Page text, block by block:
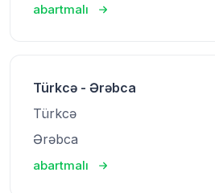
abartmalı
Türkcə - Ərəbca
Türkcə
Ərəbca
abartmalı